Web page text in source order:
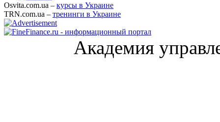
Osvita.com.ua – курсы в Украине
TRN.com.ua – тренинги в Украине
Академия